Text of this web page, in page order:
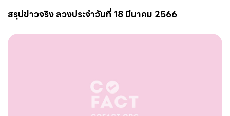
สรุปข่าวจริง ลวงประจำวันที่ 18 มีนาคม 2566